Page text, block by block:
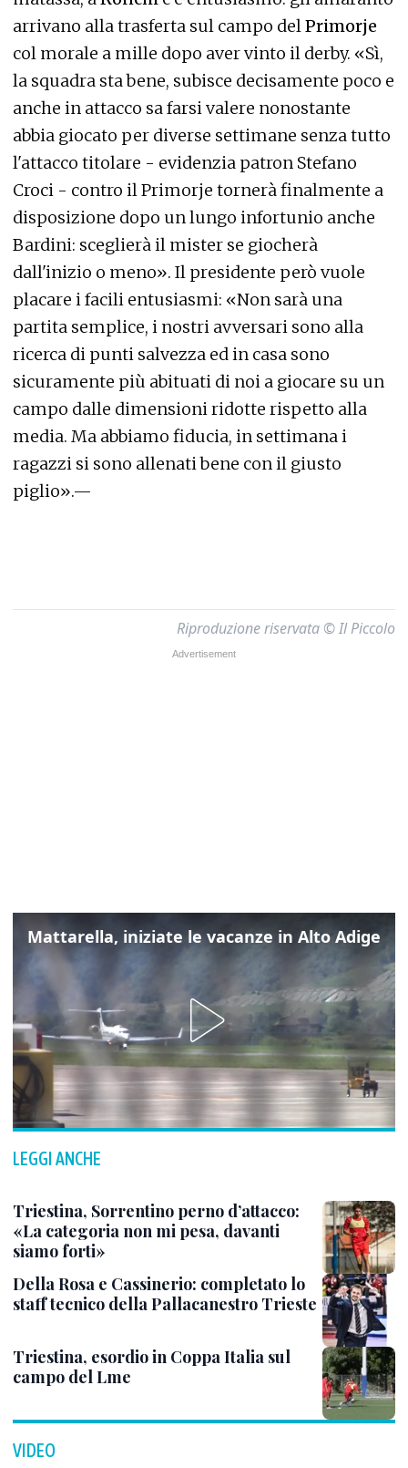
arrivano alla trasferta sul campo delPrimorje
col morale a mille dopo aver vinto il derby. «Sì,
la squadra sta bene, subisce decisamente poco e
anche in attacco sa farsi valere nonostante
abbia giocato per diverse settimane senza tutto
l'attacco titolare - evidenzia patron Stefano
Croci - contro il Primorje tornerà finalmente a
disposizione dopo un lungo infortunio anche
Bardini: sceglierà il mister se giocherà
dall'inizio o meno». Il presidente però vuole
placare i facili entusiasmi: «Non sarà una
partita semplice, i nostri avversari sono alla
ricerca di punti salvezza ed in casa sono
sicuramente più abituati di noi a giocare su un
campo dalle dimensioni ridotte rispetto alla
media. Ma abbiamo fiducia, in settimana i
ragazzi si sono allenati bene con il giusto
piglio».—
Riproduzione riservata © Il Piccolo
Mattarella, iniziate le vacanze in Alto Adige
LEGGI ANCHE
Triestina, Sorrentino perno d’attacco:
«La categoria non mi pesa, davanti
siamo forti»
Della Rosa e Cassinerio: completato lo
staff tecnico della Pallacanestro Trieste
Triestina, esordio in Coppa Italia sul
campo del Lme
VIDEO